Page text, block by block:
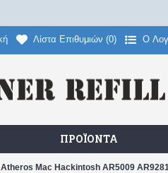
Λίστα Επιθυμιών (0) O
ΠΡΟΪΌΝΤΑ
Atheros Mac Hackintosh AR5009